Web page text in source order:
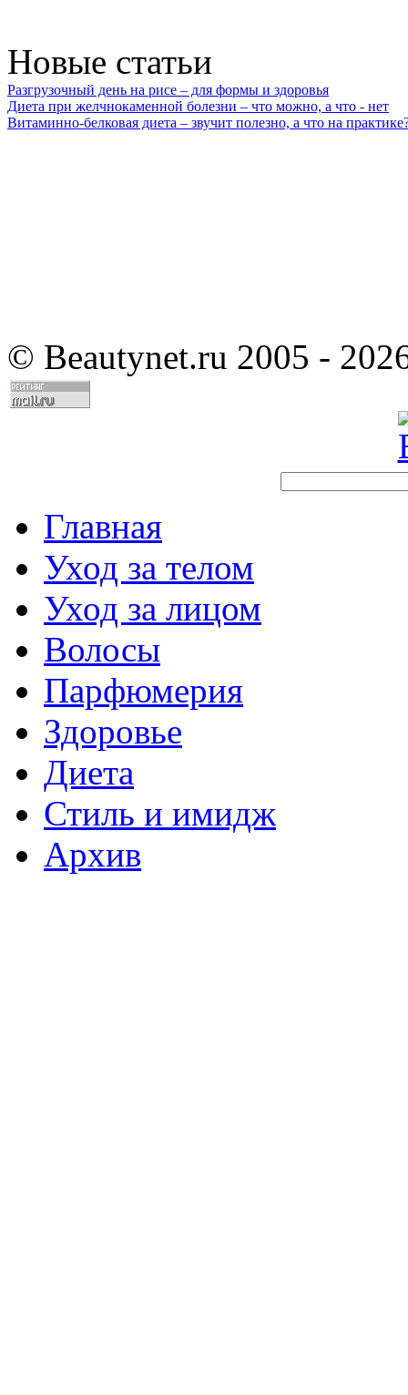
Новые статьи
Разгрузочный день на рисе – для формы и здоровья
Диета при желчнокаменной болезни – что можно, а что - нет
Витаминно-белковая диета – звучит полезно, а что на
© Beautynet.ru 2005 -
Главная
Уход за телом
Уход за лицом
Волосы
Парфюмерия
Здоровье
Диета
Стиль и имидж
Архив